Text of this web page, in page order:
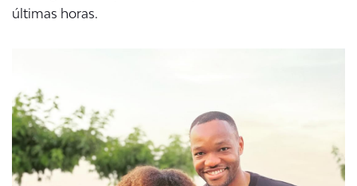
últimas horas.